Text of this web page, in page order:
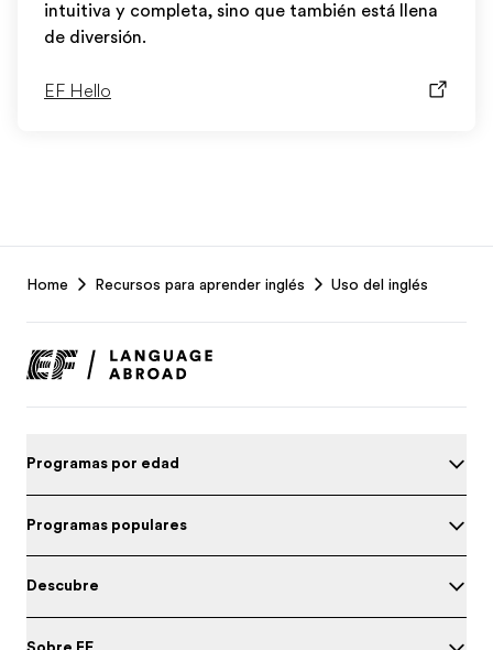
intuitiva y completa, sino que también está llena
de diversión.
EF Hello
Footer
Home Recursos para aprender inglés Uso del inglés
Programas por edad
Programas populares
Descubre
Sobre EF